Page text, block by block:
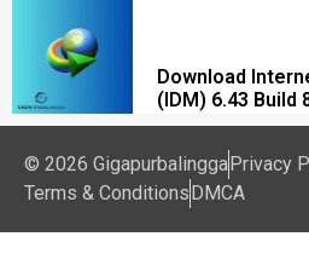
Download
(IDM) 6.43 Build
© 2026 Gigapurbalingga Privacy
Terms & Conditions DMCA